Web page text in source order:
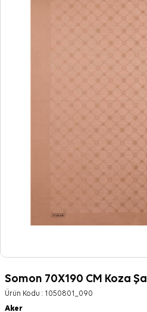
Somon 70X190 CM Koza Şal
Ürün Kodu : 1050801_090
Aker